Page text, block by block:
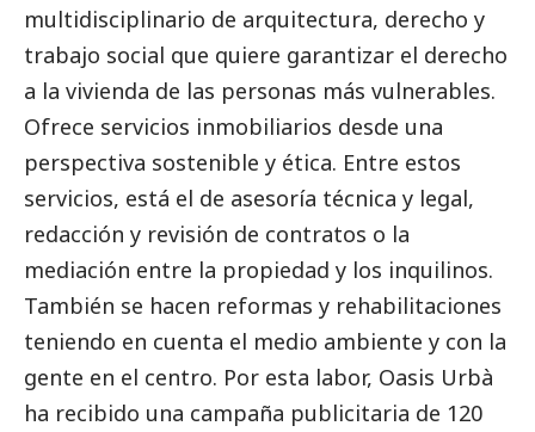
multidisciplinario de arquitectura, derecho y
trabajo social que quiere garantizar el derecho
a la vivienda de las personas más vulnerables.
Ofrece servicios inmobiliarios desde una
perspectiva sostenible y ética. Entre estos
servicios, está el de asesoría técnica y legal,
redacción y revisión de contratos o la
mediación entre la propiedad y los inquilinos.
También se hacen reformas y rehabilitaciones
teniendo en cuenta el medio ambiente y con la
gente en el centro. Por esta labor, Oasis Urbà
ha recibido una campaña publicitaria de 120